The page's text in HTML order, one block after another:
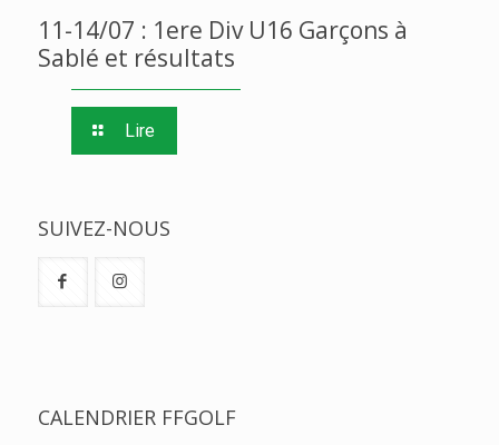
11-14/07 : 1ere Div U16 Garçons à
Sablé et résultats
Lire
SUIVEZ-NOUS
CALENDRIER FFGOLF